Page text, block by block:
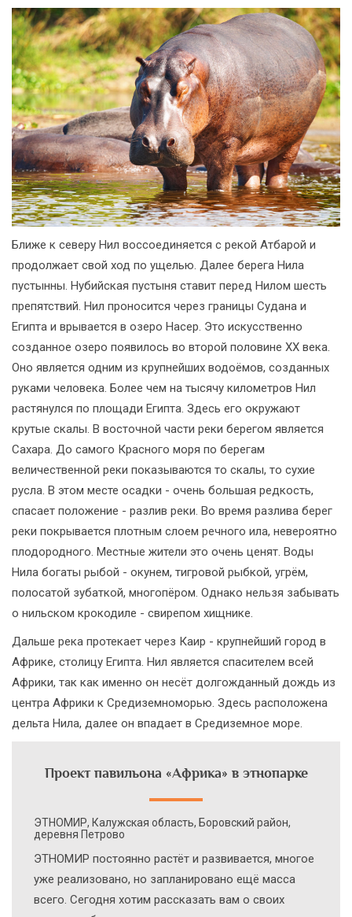
Ближе к северу Нил воссоединяется с рекой Атбарой и
продолжает свой ход по ущелью. Далее берега Нила
пустынны. Нубийская пустыня ставит перед Нилом шесть
препятствий. Нил проносится через границы Судана и
Египта и врывается в озеро Насер. Это искусственно
созданное озеро появилось во второй половине XX века.
Оно является одним из крупнейших водоёмов, созданных
руками человека. Более чем на тысячу километров Нил
растянулся по площади Египта. Здесь его окружают
крутые скалы. В восточной части реки берегом является
Сахара. До самого Красного моря по берегам
величественной реки показываются то скалы, то сухие
русла. В этом месте осадки - очень большая редкость,
спасает положение - разлив реки. Во время разлива берег
реки покрывается плотным слоем речного ила, невероятно
плодородного. Местные жители это очень ценят. Воды
Нила богаты рыбой - окунем, тигровой рыбкой, угрём,
полосатой зубаткой, многопёром. Однако нельзя забывать
о нильском крокодиле - свирепом хищнике.
Дальше река протекает через Каир - крупнейший город в
Африке, столицу Египта. Нил является спасителем всей
Африки, так как именно он несёт долгожданный дождь из
центра Африки к Средиземноморью. Здесь расположена
дельта Нила, далее он впадает в Средиземное море.
Проект павильона «Африка» в этнопарке
ЭТНОМИР, Калужская область, Боровский район,
деревня Петрово
ЭТНОМИР постоянно растёт и развивается, многое
уже реализовано, но запланировано ещё масса
всего. Сегодня хотим рассказать вам о своих